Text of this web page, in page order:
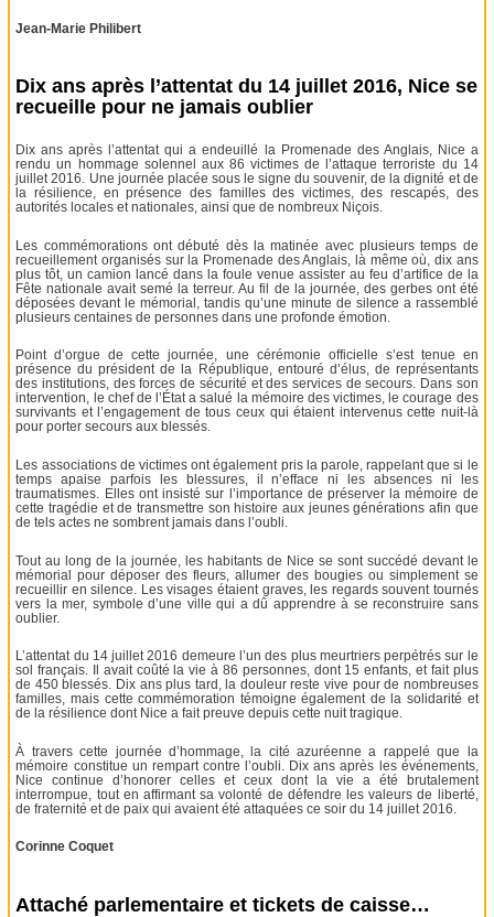
Jean-Marie Philibert
Dix ans après l’attentat du 14 juillet 2016, Nice se
recueille pour ne jamais oublier
Dix ans après l’attentat qui a endeuillé la Promenade des Anglais, Nice a
rendu un hommage solennel aux 86 victimes de l’attaque terroriste du 14
juillet 2016. Une journée placée sous le signe du souvenir, de la dignité et de
la résilience, en présence des familles des victimes, des rescapés, des
autorités locales et nationales, ainsi que de nombreux Niçois.
Les commémorations ont débuté dès la matinée avec plusieurs temps de
recueillement organisés sur la Promenade des Anglais, là même où, dix ans
plus tôt, un camion lancé dans la foule venue assister au feu d’artifice de la
Fête nationale avait semé la terreur. Au fil de la journée, des gerbes ont été
déposées devant le mémorial, tandis qu’une minute de silence a rassemblé
plusieurs centaines de personnes dans une profonde émotion.
Point d’orgue de cette journée, une cérémonie officielle s’est tenue en
présence du président de la République, entouré d’élus, de représentants
des institutions, des forces de sécurité et des services de secours. Dans son
intervention, le chef de l’État a salué la mémoire des victimes, le courage des
survivants et l’engagement de tous ceux qui étaient intervenus cette nuit-là
pour porter secours aux blessés.
Les associations de victimes ont également pris la parole, rappelant que si le
temps apaise parfois les blessures, il n’efface ni les absences ni les
traumatismes. Elles ont insisté sur l’importance de préserver la mémoire de
cette tragédie et de transmettre son histoire aux jeunes générations afin que
de tels actes ne sombrent jamais dans l’oubli.
Tout au long de la journée, les habitants de Nice se sont succédé devant le
mémorial pour déposer des fleurs, allumer des bougies ou simplement se
recueillir en silence. Les visages étaient graves, les regards souvent tournés
vers la mer, symbole d’une ville qui a dû apprendre à se reconstruire sans
oublier.
L’attentat du 14 juillet 2016 demeure l’un des plus meurtriers perpétrés sur le
sol français. Il avait coûté la vie à 86 personnes, dont 15 enfants, et fait plus
de 450 blessés. Dix ans plus tard, la douleur reste vive pour de nombreuses
familles, mais cette commémoration témoigne également de la solidarité et
de la résilience dont Nice a fait preuve depuis cette nuit tragique.
À travers cette journée d’hommage, la cité azuréenne a rappelé que la
mémoire constitue un rempart contre l’oubli. Dix ans après les événements,
Nice continue d’honorer celles et ceux dont la vie a été brutalement
interrompue, tout en affirmant sa volonté de défendre les valeurs de liberté,
de fraternité et de paix qui avaient été attaquées ce soir du 14 juillet 2016.
Corinne Coquet
Attaché parlementaire et tickets de caisse…